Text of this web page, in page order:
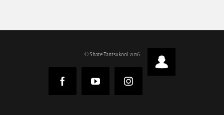
© Shate Tantsukool 2016
FacebookYouTubeInstagram
Intraweb